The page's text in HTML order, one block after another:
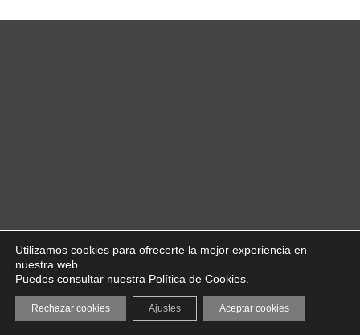
Utilizamos cookies para ofrecerte la mejor experiencia en
nuestra web.
Puedes consultar nuestra Política de Cookies
Aceptar cookies
Rechazar cookies Ajustes